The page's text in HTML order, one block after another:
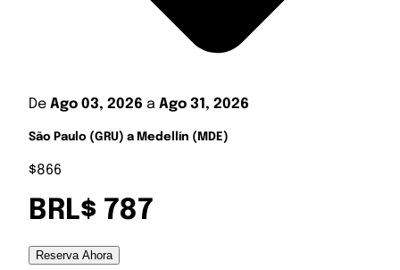
De Ago 03, 2026 a Ago 31, 2026
São Paulo (GRU) a Medellín (MDE)
$866
BRL$ 787
Reserva Ahora